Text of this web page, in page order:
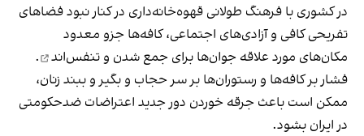
در کشوری با فرهنگ طولانی قهوه‌‌خانه‌داری در کنار نبود فضاهای
تفریحی کافی و آزادی‌های اجتماعی، کافه‌ها جزو معدود
مکان‌های مورد علاقه جوان‌ها برای جمع شدن و تنفس‌اند
.
فشار بر کافه‌ها و رستوران‌ها بر سر حجاب و بگیر و ببند زنان،
ممکن است باعث جرقه خوردن دور جدید اعتراضات ضدحکومتی
در ایران بشود.